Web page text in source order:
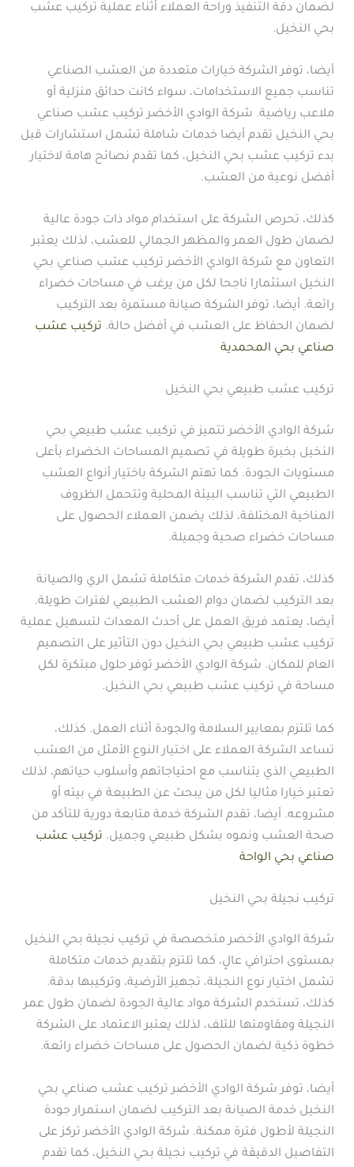
لضمان دقة التنفيذ وراحة العملاء أثناء عملية تركيب عشب
بحي النخيل.
أيضا، توفر الشركة خيارات متعددة من العشب الصناعي
تناسب جميع الاستخدامات، سواء كانت حدائق منزلية أو
ملاعب رياضية. شركة الوادي الأخضر تركيب عشب صناعي
بحي النخيل تقدم أيضا خدمات شاملة تشمل استشارات قبل
بدء تركيب عشب بحي النخيل، كما تقدم نصائح هامة لاختيار
أفضل نوعية من العشب.
كذلك، تحرص الشركة على استخدام مواد ذات جودة عالية
لضمان طول العمر والمظهر الجمالي للعشب، لذلك يعتبر
التعاون مع شركة الوادي الأخضر تركيب عشب صناعي بحي
النخيل استثمارا ناجحا لكل من يرغب في مساحات خضراء
رائعة. أيضا، توفر الشركة صيانة مستمرة بعد التركيب
لضمان الحفاظ على العشب في أفضل حالة. تركيب عشب
صناعي بحي المحمدية
تركيب عشب طبيعي بحي النخيل
شركة الوادي الأخضر تتميز في تركيب عشب طبيعي بحي
النخيل بخبرة طويلة في تصميم المساحات الخضراء بأعلى
مستويات الجودة. كما تهتم الشركة باختيار أنواع العشب
الطبيعي التي تناسب البيئة المحلية وتتحمل الظروف
المناخية المختلفة، لذلك يضمن العملاء الحصول على
مساحات خضراء صحية وجميلة.
كذلك، تقدم الشركة خدمات متكاملة تشمل الري والصيانة
بعد التركيب لضمان دوام العشب الطبيعي لفترات طويلة.
أيضا، يعتمد فريق العمل على أحدث المعدات لتسهيل عملية
تركيب عشب طبيعي بحي النخيل دون التأثير على التصميم
العام للمكان. شركة الوادي الأخضر توفر حلول مبتكرة لكل
مساحة في تركيب عشب طبيعي بحي النخيل.
كما تلتزم بمعايير السلامة والجودة أثناء العمل. كذلك،
تساعد الشركة العملاء على اختيار النوع الأمثل من العشب
الطبيعي الذي يتناسب مع احتياجاتهم وأسلوب حياتهم، لذلك
تعتبر خيارا مثاليا لكل من يبحث عن الطبيعة في بيته أو
مشروعه. أيضا، تقدم الشركة خدمة متابعة دورية للتأكد من
صحة العشب ونموه بشكل طبيعي وجميل. تركيب عشب
صناعي بحي الواحة
تركيب نجيلة بحي النخيل
شركة الوادي الأخضر متخصصة في تركيب نجيلة بحي النخيل
بمستوى احترافي عالٍ، كما تلتزم بتقديم خدمات متكاملة
تشمل اختيار نوع النجيلة، تجهيز الأرضية، وتركيبها بدقة.
كذلك، تستخدم الشركة مواد عالية الجودة لضمان طول عمر
النجيلة ومقاومتها للتلف، لذلك يعتبر الاعتماد على الشركة
خطوة ذكية لضمان الحصول على مساحات خضراء رائعة.
أيضا، توفر شركة الوادي الأخضر تركيب عشب صناعي بحي
النخيل خدمة الصيانة بعد التركيب لضمان استمرار جودة
النجيلة لأطول فترة ممكنة. شركة الوادي الأخضر تركز على
التفاصيل الدقيقة في تركيب نجيلة بحي النخيل، كما تقدم